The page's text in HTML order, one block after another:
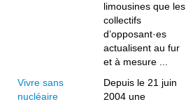
limousines que les
collectifs
d’opposant·es
actualisent au fur
et à mesure ...
Vivre sans
nucléaire
Depuis le 21 juin
2004 une